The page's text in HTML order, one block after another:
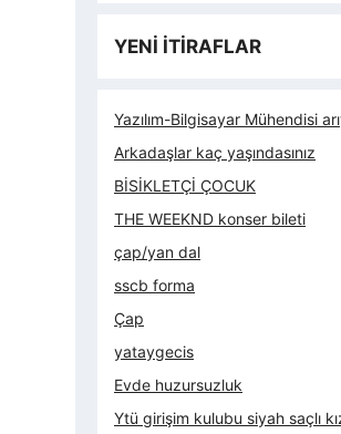
YENİ İTİRAFLAR
Yazılım-Bilgisayar Mühendisi
Arkadaşlar kaç yaşındasınız
BİSİKLETÇİ ÇOCUK
THE WEEKND konser bileti
çap/yan dal
sscb forma
Çap
yataygecis
Evde huzursuzluk
Ytü girişim kulubu siyah saçlı